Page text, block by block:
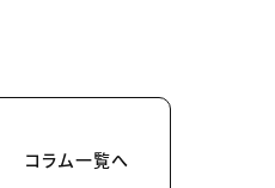
コラム一覧へ